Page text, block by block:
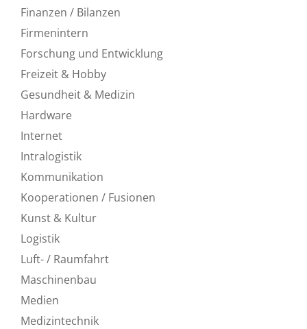
Finanzen / Bilanzen
Firmenintern
Forschung und Entwicklung
Freizeit & Hobby
Gesundheit & Medizin
Hardware
Internet
Intralogistik
Kommunikation
Kooperationen / Fusionen
Kunst & Kultur
Logistik
Luft- / Raumfahrt
Maschinenbau
Medien
Medizintechnik